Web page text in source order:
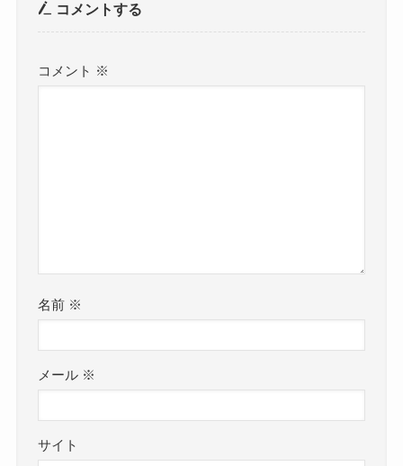
コメントする
コメント ※
名前 ※
メール ※
サイト